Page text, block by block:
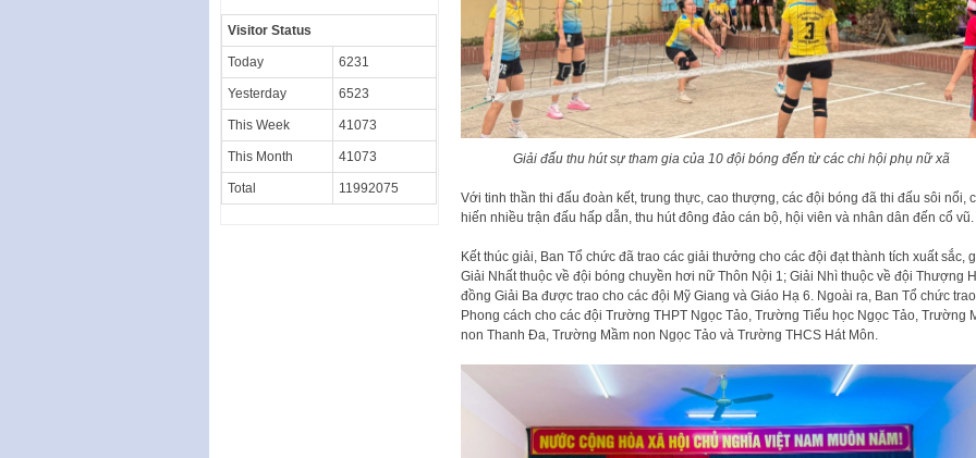
Giải đấu thu hút sự tham gia của 10 đội bóng đến từ các chi hội phụ nữ xã
Với tinh thần thi đấu đoàn kết, trung thực, cao thượng, các đội bóng đã thi đấu sôi nổi,
hiến nhiều trận đấu hấp dẫn, thu hút đông đảo cán bộ, hội viên và nhân dân đến cổ vũ.
Kết thúc giải, Ban Tổ chức đã trao các giải thưởng cho các đội đạt thành tích xuất sắc,
Giải Nhất thuộc về đội bóng chuyền hơi nữ Thôn Nội 1; Giải Nhì thuộc về đội Thượng
đồng Giải Ba được trao cho các đội Mỹ Giang và Giáo Hạ 6. Ngoài ra, Ban Tổ chức
Phong cách cho các đội Trường THPT Ngọc Tảo, Trường Tiểu học Ngọc Tảo, Trường
non Thanh Đa, Trường Mầm non Ngọc Tảo và Trường THCS Hát Môn.
Visitor Status
Today 6231
Yesterday 6523
This Week 41073
This Month 41073
Total 11992075